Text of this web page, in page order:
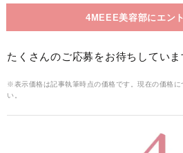
4MEEE美容部にエン
たくさんのご応募をお待ちしていま
※表示価格は記事執筆時点の価格です。現在の価格に
い。